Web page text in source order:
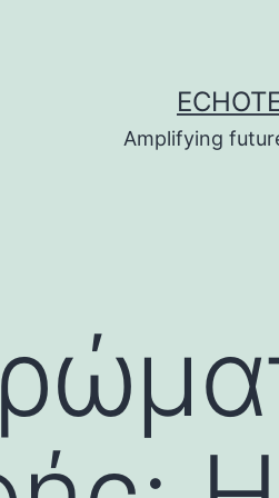
Amplifying